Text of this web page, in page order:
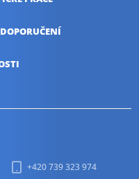
+420 739 323 974